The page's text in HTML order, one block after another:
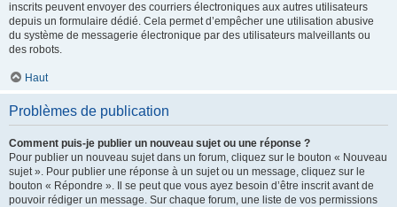
inscrits peuvent envoyer des courriers électroniques aux autres utilisateurs
depuis un formulaire dédié. Cela permet d’empêcher une utilisation abusive
du système de messagerie électronique par des utilisateurs malveillants ou
des robots.
Haut
Problèmes de publication
Comment puis-je publier un nouveau sujet ou une réponse ?
Pour publier un nouveau sujet dans un forum, cliquez sur le bouton « Nouveau
sujet ». Pour publier une réponse à un sujet ou un message, cliquez sur le
bouton « Répondre ». Il se peut que vous ayez besoin d’être inscrit avant de
pouvoir rédiger un message. Sur chaque forum, une liste de vos permissions